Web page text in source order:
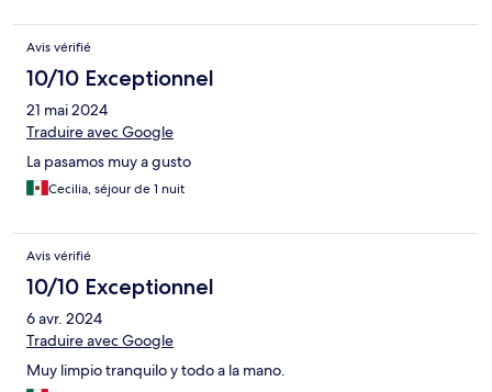
Avis vérifié
10/10 Exceptionnel
21 mai 2024
Traduire avec Google
La pasamos muy a gusto
Cecilia, séjour de 1 nuit
Avis vérifié
10/10 Exceptionnel
6 avr. 2024
Traduire avec Google
Muy limpio tranquilo y todo a la mano.